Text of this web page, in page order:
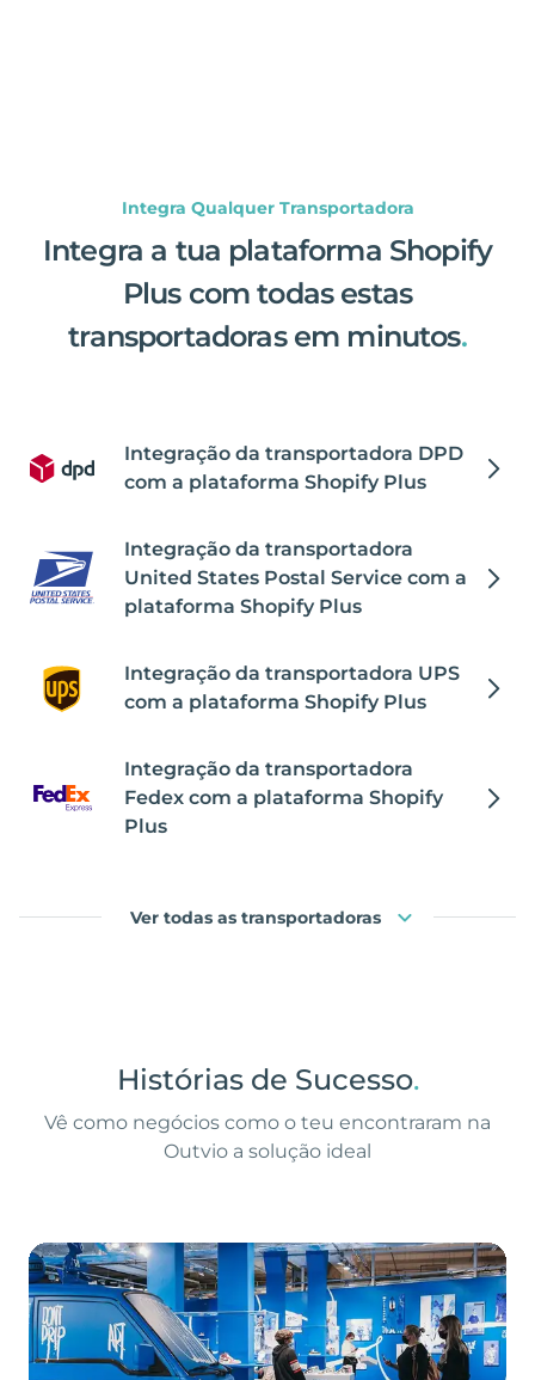
Integra Qualquer Transportadora
Integra a tua plataforma Shopify
Plus com todas estas
transportadoras em minutos.
Integração da transportadora DPD
com a plataforma Shopify Plus
Integração da transportadora
United States Postal Service com a
plataforma Shopify Plus
Integração da transportadora UPS
com a plataforma Shopify Plus
Integração da transportadora
Fedex com a plataforma Shopify
Plus
Ver todas as transportadoras
Histórias de Sucesso.
Vê como negócios como o teu encontraram na
Outvio a solução ideal